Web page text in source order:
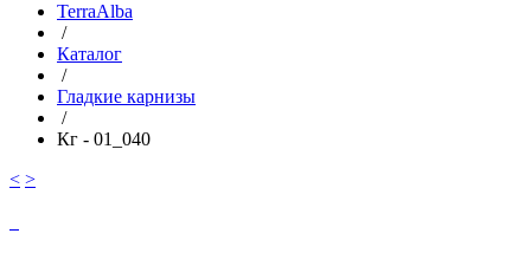
TerraAlba
/
Каталог
/
Гладкие карнизы
/
Кг - 01_040
< >